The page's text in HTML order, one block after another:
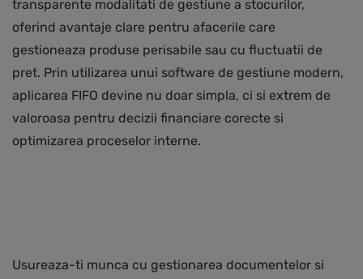
transparente modalitati de gestiune a stocurilor,
oferind avantaje clare pentru afacerile care
gestioneaza produse perisabile sau cu fluctuatii de
pret. Prin utilizarea unui software de gestiune modern,
aplicarea FIFO devine nu doar simpla, ci si extrem de
valoroasa pentru decizii financiare corecte si
optimizarea proceselor interne.
Usureaza-ti munca cu gestionarea documentelor si